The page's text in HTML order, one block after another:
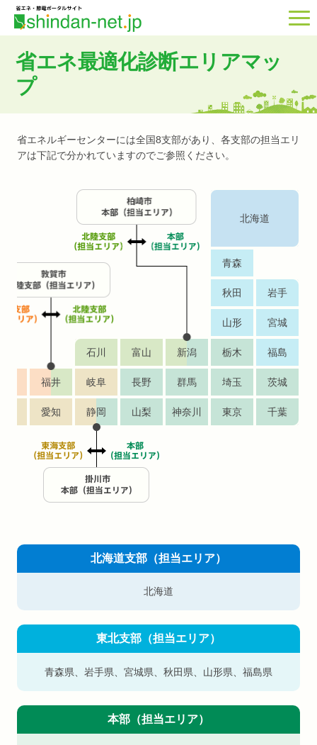
省エネ最適化診断エリアマッ
プ
省エネルギーセンターには全国8支部があり、 各支部の担当エリ
アは下記で分かれていますのでご参照ください。
北海道
青森
岩手
宮城
秋田
山形
福島
茨城
栃木
群馬 埼玉
千葉
東京
神奈川
新潟
新潟
山梨
長野
岐阜
静岡
静岡
富山
石川
福井
福井
愛知
北海道支部（担当エリア）
北海道
東北支部（担当エリア）
青森県 岩手県 宮城県 秋田県 山形県 福島県
本部（担当エリア）